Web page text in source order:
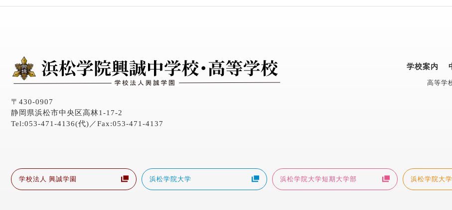
〒430-0907
静岡県浜松市中央区高林1-17-2
Tel:053-471-4136(代)／Fax:053-471-4137
学校案内
高等学
学校法人 興誠学園 浜松学院大学 浜松学院大学短期大学部 浜松学院大